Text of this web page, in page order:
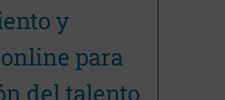
y
para
del talento